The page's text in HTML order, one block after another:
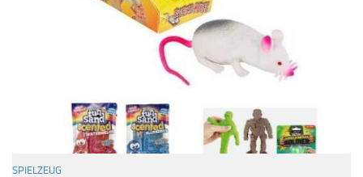
SPIELZEUG